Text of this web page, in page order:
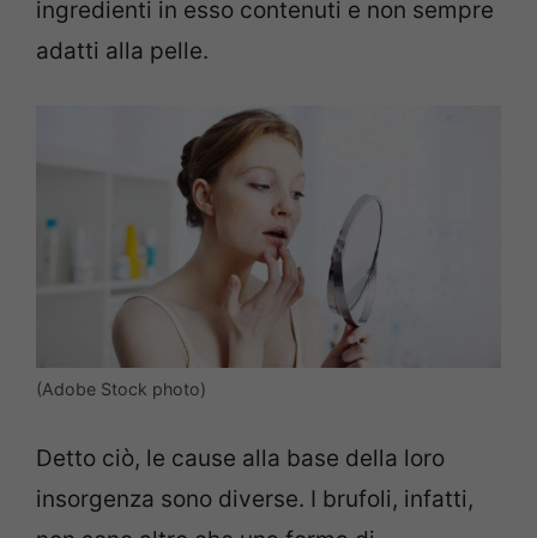
ingredienti in esso contenuti e non sempre
adatti alla pelle.
(Adobe Stock photo)
Detto ciò, le cause alla base della loro
insorgenza sono diverse. I brufoli, infatti,